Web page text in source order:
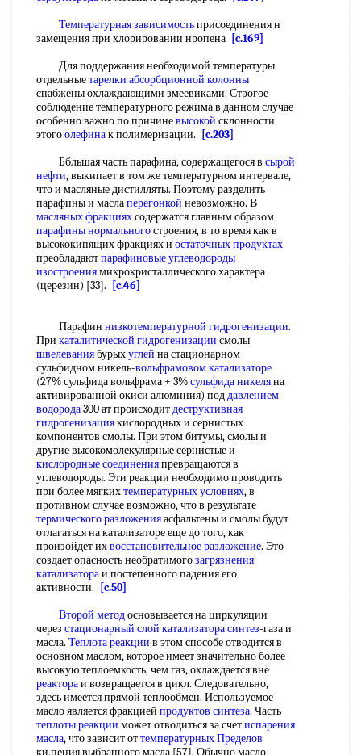
Температурная зависимостьприсоединения н
замещения при хлорировании нропена [c.169]
Для поддержания необходимой температуры
отдельныетарелки абсорбционной колонны
снабжены охлаждающими змеевиками. Строгое
соблюдение температурного режима в данном случае
особенно важно по причиневысокой склонности
этогоолефинак полимеризации.
[c.203]
Ббльшая часть парафина, содержащегося в сырой
нефти, выкипает в том же температурном интервале,
что и масляные дистилляты. Поэтому разделить
парафины и маслаперегонкой невозможно. В
масляных фракцияхсодержатся главным образом
парафины нормальногостроения, в то время как в
высококипящих фракциях и остаточных продуктах
преобладаютпарафиновые углеводороды
изостроениямикрокристаллического характера
(церезин) [33].
[c.46]
Парафин низкотемпературной гидрогенизации.
При каталитической гидрогенизации смолы
швелеваниябурыхуглей на стационарном
сульфидном никель-вольфрамовом катализаторе
(27% сульфида вольфрама + 3%сульфида никеляна
активированной окиси алюминия) поддавлением
водорода300 ат происходитдеструктивная
гидрогенизациякислородных и сернистых
компонентов смолы. При этом битумы, смолы и
другие высокомолекулярные сернистые и
кислородные соединенияпревращаются в
углеводороды. Эти реакции необходимо проводить
при более мягкихтемпературных условиях, в
противном случае возможно, что в результате
термического разложенияасфальтены и смолы будут
отлагаться на катализаторе еще до того, как
произойдет ихвосстановительное разложение. Это
создает опасность необратимогозагрязнения
катализатораи постепенного падения его
активности.
[c.50]
Второй методосновывается на циркуляции
через стационарный слой катализатора синтез-газа и
масла. Теплота реакции в этом способе отводится в
основном маслом, которое имеет значительно более
высокую теплоемкость, чем газ, охлаждается вне
реактораи возвращается в цикл. Следовательно,
здесь имеется прямой теплообмен. Используемое
масло является фракцией продуктов синтеза. Часть
теплоты реакции может отводиться за счетиспарения
масла, что зависит оттемпературных Пределов
ки,пения выбранного масла [57]. Обычно масло